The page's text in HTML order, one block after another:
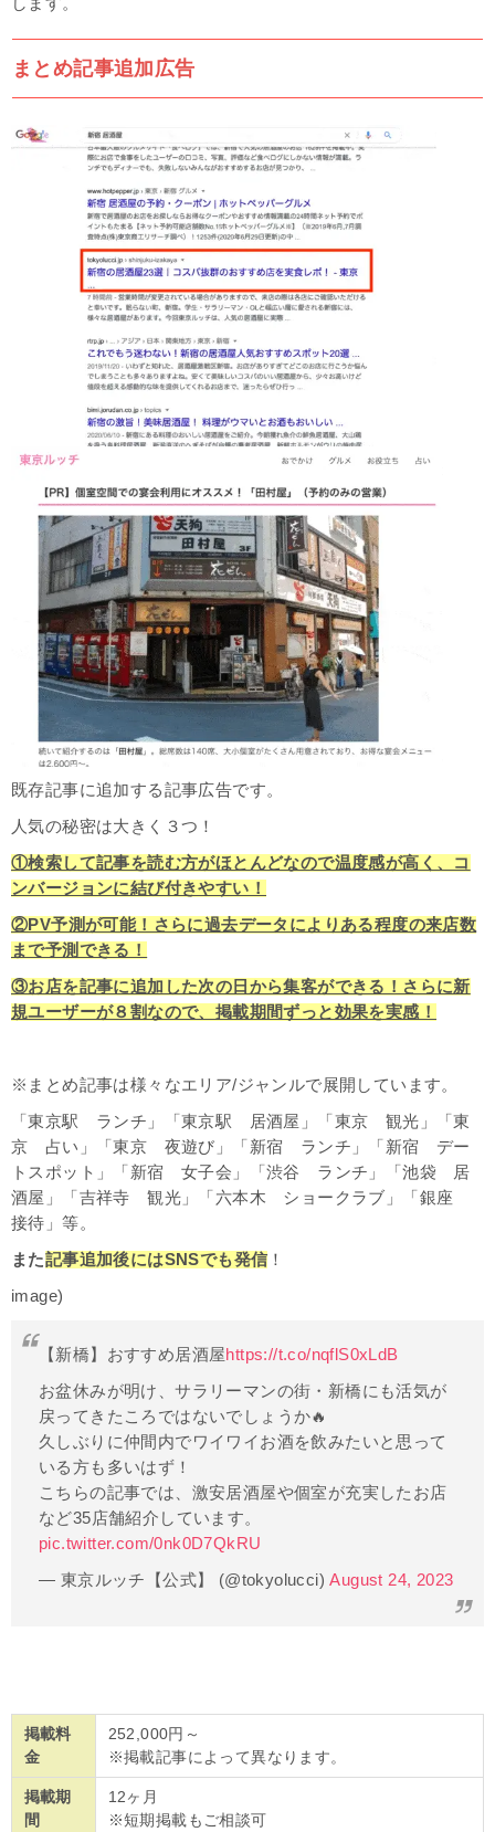
します。
まとめ記事追加広告
既存記事に追加する記事広告です。
人気の秘密は大きく３つ！
①検索して記事を読む方がほとんどなので温度感が高く、コ
ンバージョンに結び付きやすい！
②PV予測が可能！さらに過去データによりある程度の来店数
まで予測できる！
③お店を記事に追加した次の日から集客ができる！さらに新
規ユーザーが８割なので、掲載期間ずっと効果を実感！
※まとめ記事は様々なエリア/ジャンルで展開しています。
「東京駅 ランチ」「東京駅 居酒屋」「東京 観光」「東
京 占い」「東京 夜遊び」「新宿 ランチ」「新宿 デー
トスポット」「新宿 女子会」「渋谷 ランチ」「池袋 居
酒屋」「吉祥寺 観光」「六本木 ショークラブ」「銀座
接待」等。
また記事追加後にはSNSでも発信 ！
image)
【新橋】おすすめ居酒屋https://t.co/nqflS0xLdB
お盆休みが明け、サラリーマンの街・新橋にも活気が
戻ってきたころではないでしょうか🔥
久しぶりに仲間内でワイワイお酒を飲みたいと思って
いる方も多いはず！
こちらの記事では、激安居酒屋や個室が充実したお店
など35店舗紹介しています。
pic.twitter.com/0nk0D7QkRU
— 東京ルッチ【公式】 (@tokyolucci)August 24, 2023
掲載料
金
252,000円～
※掲載記事によって異なります。
掲載期
間
12ヶ月
※短期掲載もご相談可